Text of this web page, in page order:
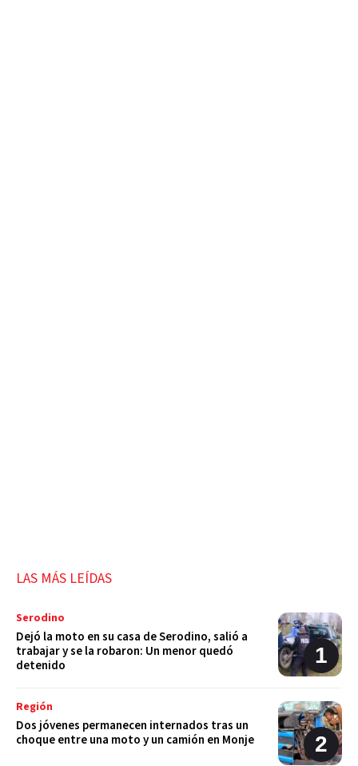
LAS MÁS LEÍDAS
Serodino
Dejó la moto en su casa de Serodino, salió a
trabajar y se la robaron: Un menor quedó
detenido
Región
Dos jóvenes permanecen internados tras un
choque entre una moto y un camión en Monje